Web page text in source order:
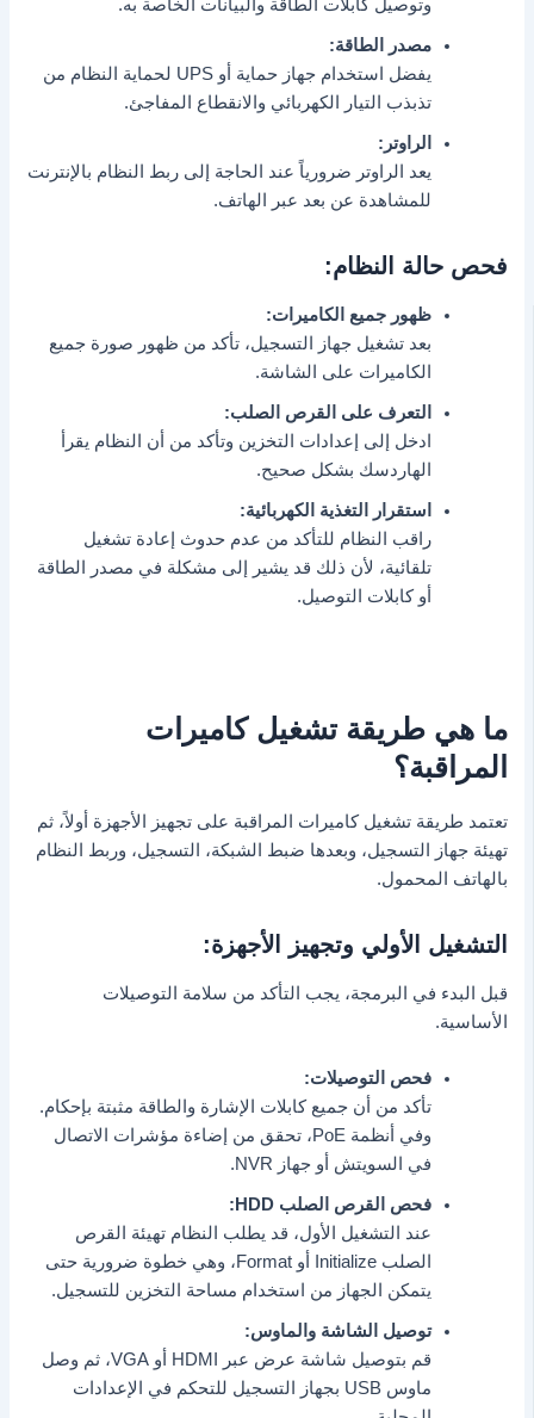
وتوصيل كابلات الطاقة والبيانات الخاصة به.
مصدر الطاقة:
يفضل استخدام جهاز حماية أو UPS لحماية النظام من
تذبذب التيار الكهربائي والانقطاع المفاجئ.
الراوتر:
يعد الراوتر ضرورياً عند الحاجة إلى ربط النظام بالإنترنت
للمشاهدة عن بعد عبر الهاتف.
فحص حالة النظام:
ظهور جميع الكاميرات:
بعد تشغيل جهاز التسجيل، تأكد من ظهور صورة جميع
الكاميرات على الشاشة.
التعرف على القرص الصلب:
ادخل إلى إعدادات التخزين وتأكد من أن النظام يقرأ
الهاردسك بشكل صحيح.
استقرار التغذية الكهربائية:
راقب النظام للتأكد من عدم حدوث إعادة تشغيل
تلقائية، لأن ذلك قد يشير إلى مشكلة في مصدر الطاقة
أو كابلات التوصيل.
ما هي طريقة تشغيل كاميرات
المراقبة؟
تعتمد طريقة تشغيل كاميرات المراقبة على تجهيز الأجهزة أولاً، ثم
تهيئة جهاز التسجيل، وبعدها ضبط الشبكة، التسجيل، وربط النظام
بالهاتف المحمول.
التشغيل الأولي وتجهيز الأجهزة:
قبل البدء في البرمجة، يجب التأكد من سلامة التوصيلات
الأساسية.
فحص التوصيلات:
تأكد من أن جميع كابلات الإشارة والطاقة مثبتة بإحكام.
وفي أنظمة PoE، تحقق من إضاءة مؤشرات الاتصال
في السويتش أو جهاز NVR.
فحص القرص الصلب HDD:
عند التشغيل الأول، قد يطلب النظام تهيئة القرص
الصلب Initialize أو Format، وهي خطوة ضرورية حتى
يتمكن الجهاز من استخدام مساحة التخزين للتسجيل.
توصيل الشاشة والماوس:
قم بتوصيل شاشة عرض عبر HDMI أو VGA، ثم وصل
ماوس USB بجهاز التسجيل للتحكم في الإعدادات